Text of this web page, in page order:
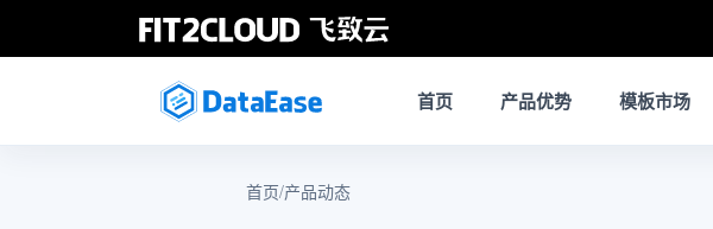
首页 产品优势 模板市场
首页/产品动态